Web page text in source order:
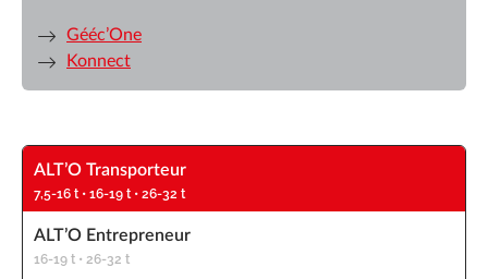
ALT’O Transporteur
7,5-16 t • 16-19 t • 26-32 t
ALT’O Entrepreneur
16-19 t • 26-32 t
Gééc’One
Konnect